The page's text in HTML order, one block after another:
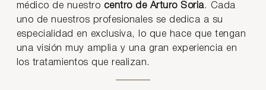
médico de nuestro centro de Arturo Soria. Cada
uno de nuestros profesionales se dedica a su
especialidad en exclusiva, lo que hace que tengan
una visión muy amplia y una gran experiencia en
los tratamientos que realizan.